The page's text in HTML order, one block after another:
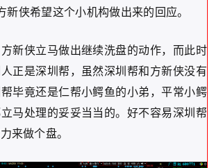
新侠希望这个小机构做出来的回应。
新侠立马做出继续洗盘的动作，而此时
正是深圳帮，虽然深圳帮和方新侠没有
毕竟还是仁帮小鳄鱼的小弟，平常小鳄
马处理的妥妥当当的。好不容易深圳帮
来做个盘。